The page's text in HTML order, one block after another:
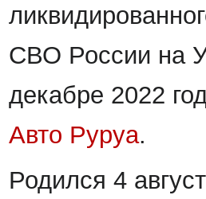
СВО России на
декабре 2022
Авто Руруа.
Родился 4